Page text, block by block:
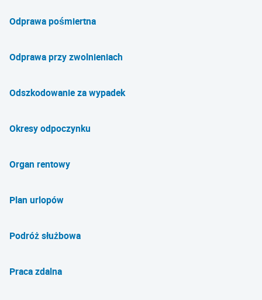
Odprawa pośmiertna
Odprawa przy zwolnieniach
Odszkodowanie za wypadek
Okresy odpoczynku
Organ rentowy
Plan urlopów
Podróż służbowa
Praca zdalna